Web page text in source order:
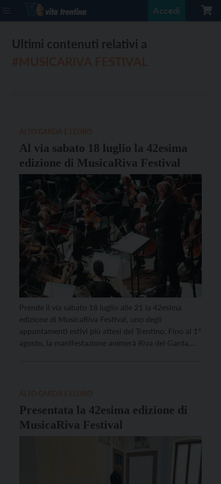
Accedi
Ultimi contenuti relativi a
Al via sabato 18 luglio la 42esima
edizione di MusicaRiva Festival
Prende il via sabato 18 luglio alle 21 la 42esima
edizione di MusicaRiva Festival, uno degli
appuntamenti estivi più attesi del Trentino. Fino al 1°
agosto, la manifestazione animerà Riva del Garda,
Presentata la 42esima edizione di
MusicaRiva Festival